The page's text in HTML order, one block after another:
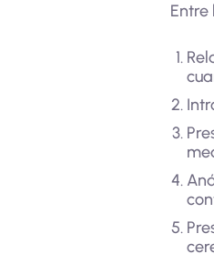
Entre